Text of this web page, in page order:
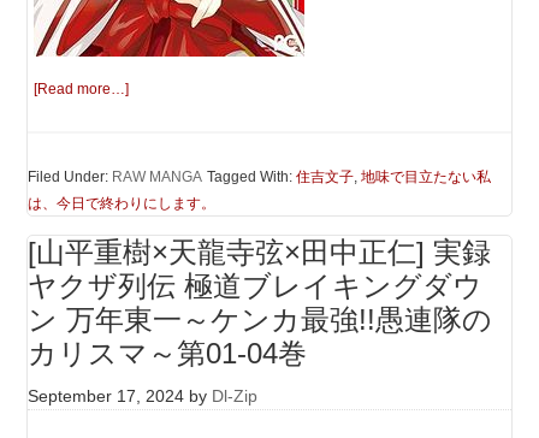
[Read more…]
Filed Under: RAW MANGA Tagged With:住吉文子,地味で目立たない私
は、今日で終わりにします。
[山平重樹×天龍寺弦×田中正仁] 実録
ヤクザ列伝 極道ブレイキングダウ
ン 万年東一～ケンカ最強!!愚連隊の
カリスマ～第01-04巻
September 17, 2024 by Dl-Zip